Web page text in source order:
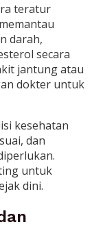
teratur
darah,
secara
jantung atau
dokter untuk
kesehatan
dan
untuk
dini.